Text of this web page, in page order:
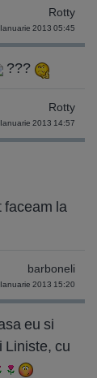
Rotty
2013 05:45
???
Rotty
2013 14:57
faceam la
barboneli
2013 15:20
eu si
Liniste, cu